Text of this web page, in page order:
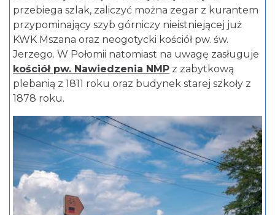
przebiega szlak, zaliczyć można zegar z kurantem
przypominający szyb górniczy nieistniejącej już
KWK Mszana oraz neogotycki kościół pw. św.
Jerzego. W Połomii natomiast na uwagę zasługuje
kościół pw. Nawiedzenia NMP z zabytkową
plebanią z 1811 roku oraz budynek starej szkoły z
1878 roku.